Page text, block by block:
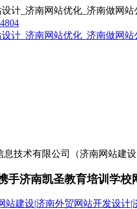
息技术有限公司（济南网站建
手济南凯圣教育培训学校
站建设|济南外贸网站开发设计